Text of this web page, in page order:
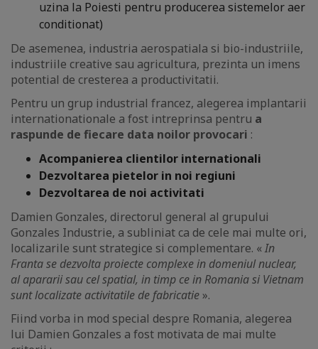
uzina la Poiesti pentru producerea sistemelor aer
conditionat)
De asemenea, industria aerospatiala si bio-industriile,
industriile creative sau agricultura, prezinta un imens
potential de cresterea a productivitatii.
Pentru un grup industrial francez, alegerea implantarii
internationationale a fost intreprinsa pentru a
raspunde de fiecare data noilor provocari :
Acompanierea clientilor internationali
Dezvoltarea pietelor in noi regiuni
Dezvoltarea de noi activitati
Damien Gonzales, directorul general al grupului
Gonzales Industrie, a subliniat ca de cele mai multe ori,
localizarile sunt strategice si complementare. «In
Franta se dezvolta proiecte complexe in domeniul nuclear,
al apararii sau cel spatial, in timp ce in Romania si Vietnam
sunt localizate activitatile de fabricatie».
Fiind vorba in mod special despre Romania, alegerea
lui Damien Gonzales a fost motivata de mai multe